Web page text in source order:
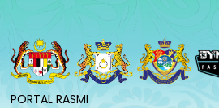
PORTAL RASMI